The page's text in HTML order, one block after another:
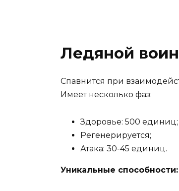
Ледяной воин
Спавнится при
Имеет несколько фаз:
Здоровье: 500 единиц;
Регенерируется;
Атака: 30-45 единиц.
Уникальные способности: